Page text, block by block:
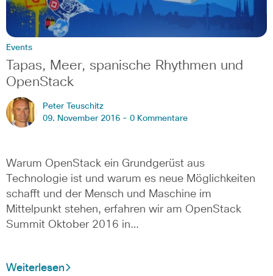
Events
Tapas, Meer, spanische Rhythmen und
OpenStack
Peter Teuschitz
09. November 2016 - 0 Kommentare
Warum OpenStack ein Grundgerüst aus
Technologie ist und warum es neue Möglichkeiten
schafft und der Mensch und Maschine im
Mittelpunkt stehen, erfahren wir am OpenStack
Summit Oktober 2016 in…
Weiterlesen